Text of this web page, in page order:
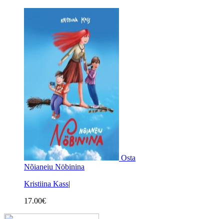
Osta
Nõianeiu Nöbinina
Kristiina Kass
17.00€